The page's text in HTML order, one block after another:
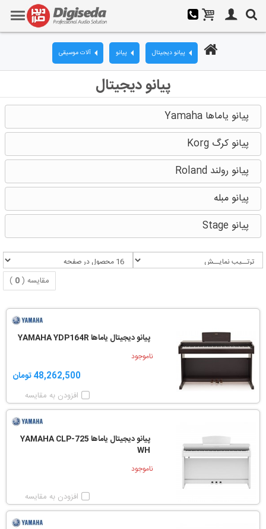
آلات موسیقی پیانو پیانو دیجیتال
پیانو دیجیتال
پیانو یاماها Yamaha
پیانو کرگ Korg
پیانو رولند Roland
پیانو مبله
پیانو Stage
مقایسه (0
)
پیانو دیجیتال یاماها YAMAHA YDP164R
ناموجود
48,262,500 تومان
افزودن به مقایسه
پیانو دیجیتال یاماها YAMAHA CLP-725
WH
ناموجود
افزودن به مقایسه